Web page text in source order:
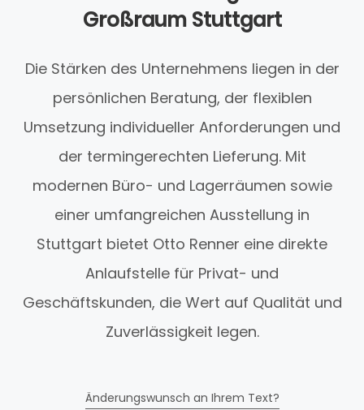
Großraum Stuttgart
Die Stärken des Unternehmens liegen in der
persönlichen Beratung, der flexiblen
Umsetzung individueller Anforderungen und
der termingerechten Lieferung. Mit
modernen Büro- und Lagerräumen sowie
einer umfangreichen Ausstellung in
Stuttgart bietet Otto Renner eine direkte
Anlaufstelle für Privat- und
Geschäftskunden, die Wert auf Qualität und
Zuverlässigkeit legen.
Änderungswunsch an Ihrem Text?